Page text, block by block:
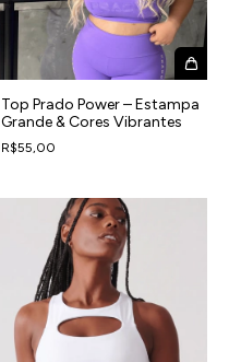
Top Prado Power – Estampa
Grande & Cores Vibrantes
R$55,00